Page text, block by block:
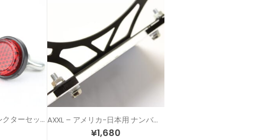
AXXL ボルト型 リフレクターセット AXXL – アメリカ-日本用 ナンバー穴 変換ステーキット
¥1,680